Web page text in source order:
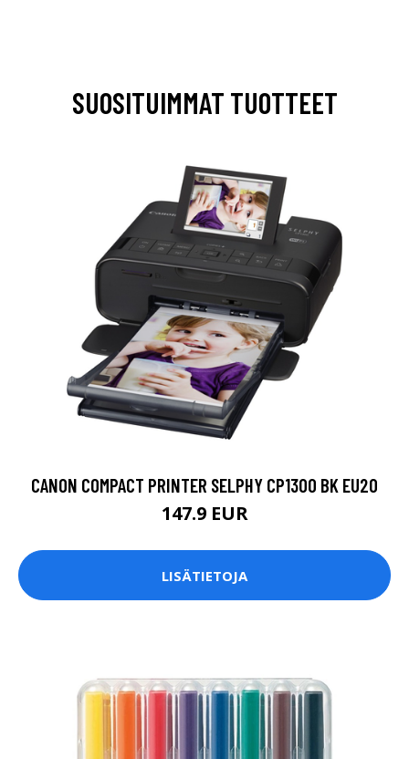
SUOSITUIMMAT TUOTTEET
CANON COMPACT PRINTER SELPHY CP1300 BK EU20
147.9 EUR
LISÄTIETOJA